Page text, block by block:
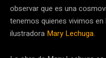
observar que es una
tenemos quienes vivimos en
ilustradora Mary Lechuga.